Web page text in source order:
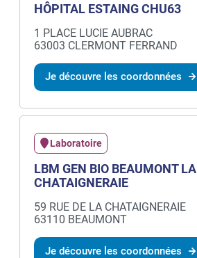
HÔPITAL ESTAING CHU63
1 PLACE LUCIE AUBRAC
63003 CLERMONT FERRAND
Je découvre les coordonnées
Laboratoire
LBM GEN BIO BEAUMONT LA
CHATAIGNERAIE
59 RUE DE LA CHATAIGNERAIE
63110 BEAUMONT
Je découvre les coordonnées